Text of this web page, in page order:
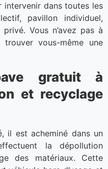
intervenir dans toutes les
pavillon individuel,
Vous n’avez pas à
vous-même une
gratuit à
et recyclage
il est acheminé dans un
la dépollution
des matériaux. Cette